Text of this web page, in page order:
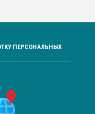
ПЕРСОНАЛЬНЫХ